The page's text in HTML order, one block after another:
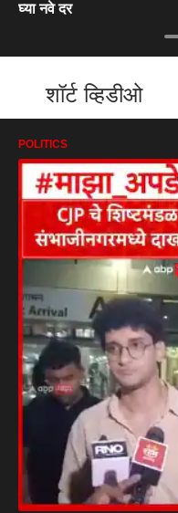
घ्या नवे दर
शॉर्ट व्हिडीओ
POLITICS